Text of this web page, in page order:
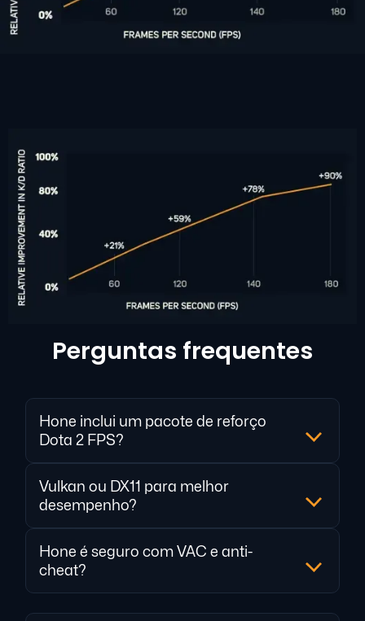
Perguntas frequentes
Hone inclui um pacote de reforço
Dota 2 FPS?
Vulkan ou DX11 para melhor
desempenho?
Hone é seguro com VAC e anti-
cheat?